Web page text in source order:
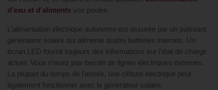
d’eau et d’aliments vos poules.
L’alimentation électrique autonome est assurée par un puissant
générateur solaire qui alimente quatre batteries internes. Un
écran LED fournit toujours des informations sur l’état de charge
actuel. Vous n’avez pas besoin de lignes électriques externes.
La plupart du temps de l’année, une clôture électrique peut
également fonctionner avec le générateur solaire.